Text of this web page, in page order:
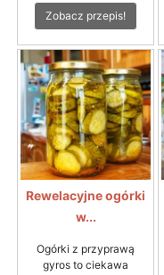
Zobacz przepis!
Rewelacyjne ogórki
w...
Ogórki z przyprawą
gyros to ciekawa